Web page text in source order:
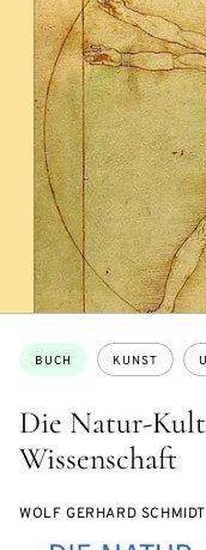
Die Natur-
Wissenschaft
Themen:
BUCH KUNST
WOLF GERHARD